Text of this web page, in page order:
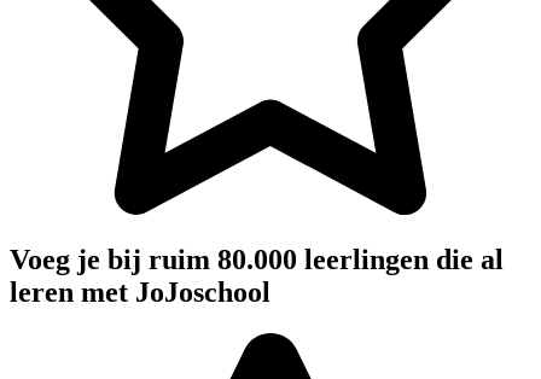
Voeg je bij ruim 80.000 leerlingen die al
leren met JoJoschool